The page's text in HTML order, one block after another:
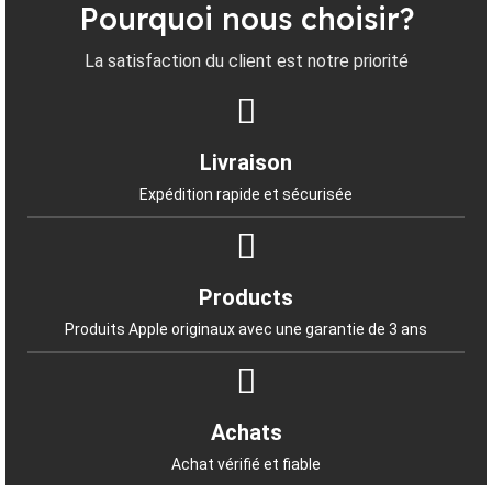
Pourquoi nous choisir?
La satisfaction du client est notre priorité
Livraison
Expédition rapide et sécurisée
Products
Produits Apple originaux avec une garantie de 3 ans
Achats
Achat vérifié et fiable